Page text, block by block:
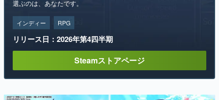
選ぶのは、あなたです。
インディー RPG
リリース日：2026年第4四半期
Steamストアページ